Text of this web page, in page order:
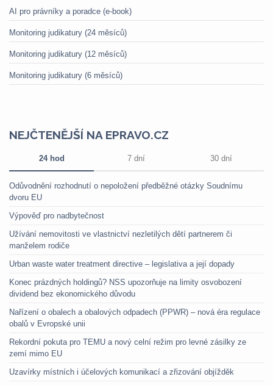
AI pro právníky a poradce (e-book)
Monitoring judikatury (24 měsíců)
Monitoring judikatury (12 měsíců)
Monitoring judikatury (6 měsíců)
NEJČTENĚJŠÍ NA EPRAVO.CZ
24 hod 7 dní 30 dní
Odůvodnění rozhodnutí o nepoložení předběžné otázky Soudnímu
dvoru EU
Výpověď pro nadbytečnost
Užívání nemovitosti ve vlastnictví nezletilých dětí partnerem či
manželem rodiče
Urban waste water treatment directive – legislativa a její dopady
Konec prázdných holdingů? NSS upozorňuje na limity osvobození
dividend bez ekonomického důvodu
Nařízení o obalech a obalových odpadech (PPWR) – nová éra regulace
obalů v Evropské unii
Rekordní pokuta pro TEMU a nový celní režim pro levné zásilky ze
zemí mimo EU
Uzavírky místních i účelových komunikací a zřizování objížděk